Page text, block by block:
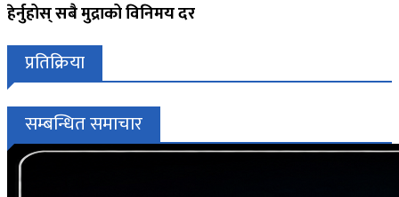
हेर्नुहोस् सबै मुद्राको विनिमय दर
प्रतिक्रिया
सम्बन्धित समाचार